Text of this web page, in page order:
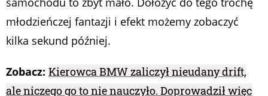
młodzieńczej fantazji i efekt możemy zobaczyć
kilka sekund później.
Zobacz: Kierowca BMW zaliczył nieudany drift,
ale niczego go to nie nauczyło. Doprowadził więc